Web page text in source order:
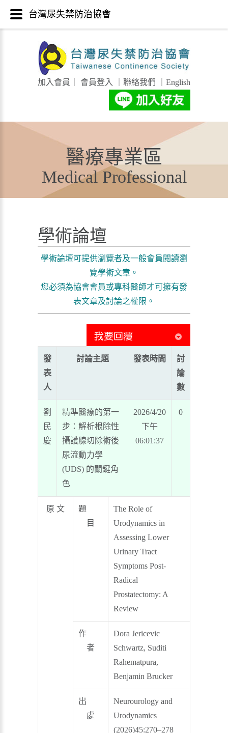
加入會員 會員登入 聯絡我們 English
醫療專業區
Medical Professional
學術論壇
學術論壇可提供瀏覽者及一般會員閱讀瀏
覽學術文章。
您必須為協會會員或專科醫師才可擁有發
表文章及討論之權限。
發
表
人
討論主題 發表時間
討
論
數
劉
民
慶
精準醫療的第一
步：解析根除性
攝護腺切除術後
尿流動力學
(UDS) 的關鍵角
色
2026/4/20
下午
06:01:37
0
原 文
題
目
The Role of
Urodynamics in
Assessing Lower
Urinary Tract
Symptoms Post-
Radical
Prostatectomy: A
Review
作
者
Dora Jericevic
Schwartz, Suditi
Rahematpura,
Benjamin Brucker
出
處
Neurourology and
Urodynamics
(2026)45:270–278
台灣尿失禁防治協會